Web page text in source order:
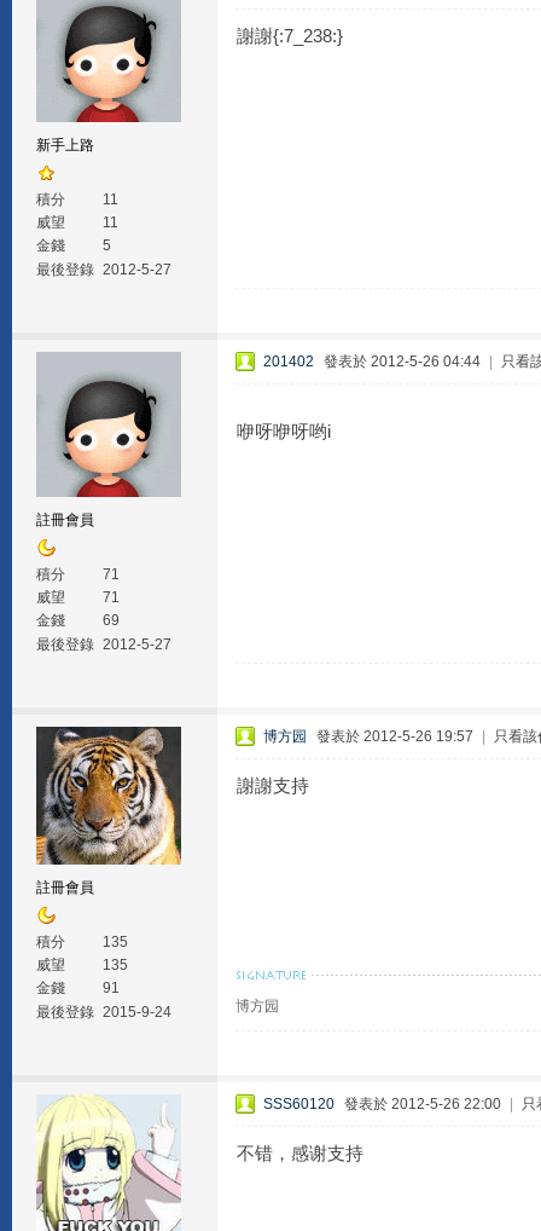
新手上路
積分
11
威望
11
金錢
5
最後登錄 2012-5-27
謝謝{:7_238:}
註冊會員
積分
71
威望
71
金錢
69
最後登錄 2012-5-27
201402 發表於 2012-5-26 04:44 只看
咿呀咿呀哟i
註冊會員
積分
135
威望
135
金錢
91
最後登錄 2015-9-24
博方园 發表於 2012-5-26 19:57 只看該
謝謝支持
博方园
SSS60120 發表於 2012-5-26 22:00 只
不错，感谢支持